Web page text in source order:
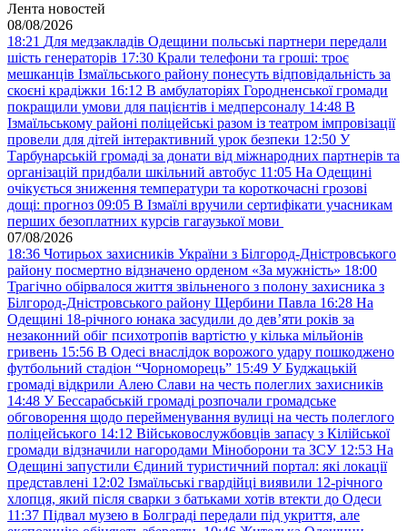
Лента новостей
08/08/2026
18:21 Для медзакладів Одещини польські партнери передали
шість генераторів 17:30 Крали телефони та гроші: троє
мешканців Ізмаїльського району понесуть відповідальність за
скоєні крадіжки 16:12 В амбулаторіях Городненської громади
покращили умови для пацієнтів і медперсоналу 14:48 В
Ізмаїльському районі поліцейські разом із театром імпровізації
провели для дітей інтерактивний урок безпеки 12:50 У
Тарбунарській громаді за донати від міжнародних партнерів та
організацій придбали шкільний автобус 11:05 На Одещині
очікується зниження температури та короткочасні грозові
дощі: прогноз 09:05 В Ізмаїлі вручили сертифікати учасникам
перших безоплатних курсів гагаузької мови
07/08/2026
18:36 Чотирьох захисників України з Білгород-Дністровського
району посмертно відзначено орденом «За мужність» 18:00
Трагічно обірвалося життя звільненого з полону захисника з
Білгород-Дністровського району Щербини Павла 16:28 На
Одещині 18-річного юнака засудили до дев’яти років за
незаконний обіг психотропів вартістю у кілька мільйонів
гривень 15:56 В Одесі внаслідок ворожого удару пошкоджено
футбольний стадіон “Чорноморець” 15:49 У Буджацькій
громаді відкрили Алею Слави на честь полеглих захисників
14:48 У Бессарабській громаді розпочали громадське
обговорення щодо перейменування вулиці на честь полеглого
поліцейського 14:12 Військовослужбовців запасу з Кілійської
громади відзначили нагородами Міноборони та ЗСУ 12:53 На
Одещині запустили Єдиний туристичний портал: які локації
представлені 12:02 Ізмаїльські гвардійці виявили 12-річного
хлопця, який після сварки з батьками хотів втекти до Одеси
11:37 Підвал музею в Болграді передали під укриття, але